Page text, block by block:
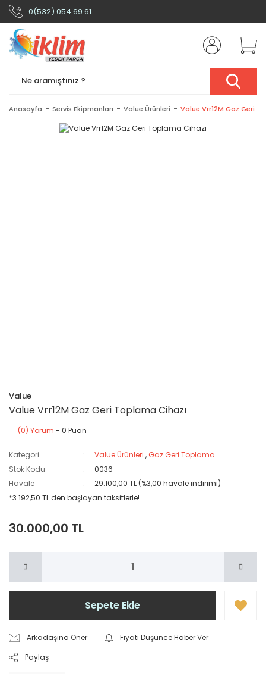
0(532) 054 69 61
Anasayfa Servis Ekipmanları Value Ürünleri Value Vrr12M Gaz Geri
Value
Value Vrr12M Gaz Geri Toplama Cihazı
(0) Yorum - 0 Puan
Kategori Value Ürünleri , Gaz Geri Toplama
Stok Kodu
0036
Havale
29.100,00 TL (%3,00 havale indirimi)
*3.192,50 TL den başlayan taksitlerle!
30.000,00 TL
Sepete Ekle
Arkadaşına Öner
Fiyatı Düşünce Haber Ver
Paylaş